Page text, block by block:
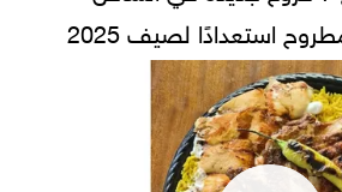
استعدادًا لصيف 2025